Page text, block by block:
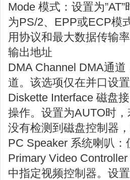
Mode 模式：设置为
为PS/2、EPP或ECP模
用协议和最大数据传输
输出地址
DMA Channel DMA通
道。该选项仅在并口设置
Diskette Interface 磁盘
操作。设置为AUTO时
没有检测到磁盘控制器
PC Speaker 系统喇叭
Primary Video
中指定视频控制器。设